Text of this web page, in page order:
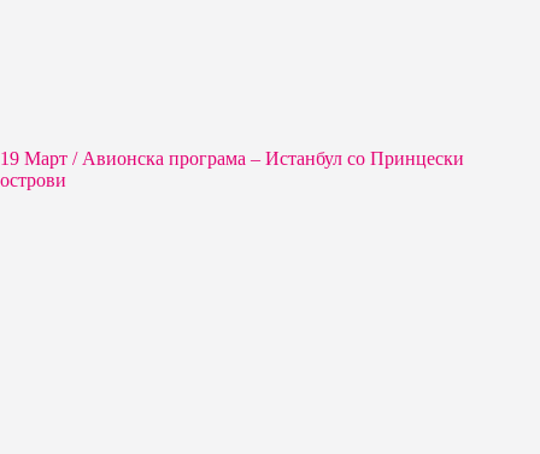
19 Март / Aвионска програма – Истанбул со Принцески
острови